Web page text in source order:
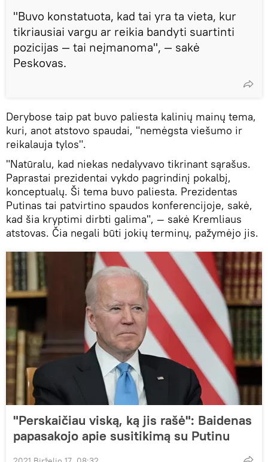
"Buvo konstatuota, kad tai yra ta vieta, kur
tikriausiai vargu ar reikia bandyti suartinti
pozicijas — tai neįmanoma", — sakė
Peskovas.
Derybose taip pat buvo paliesta kalinių mainų tema,
kuri, anot atstovo spaudai, "nemėgsta viešumo ir
reikalauja tylos".
"Natūralu, kad niekas nedalyvavo tikrinant sąrašus.
Paprastai prezidentai vykdo pagrindinį pokalbį,
konceptualų. Ši tema buvo paliesta. Prezidentas
Putinas tai patvirtino spaudos konferencijoje, sakė,
kad šia kryptimi dirbti galima", — sakė Kremliaus
atstovas. Čia negali būti jokių terminų, pažymėjo jis.
"Perskaičiau viską, ką jis rašė": Baidenas
papasakojo apie susitikimą su Putinu